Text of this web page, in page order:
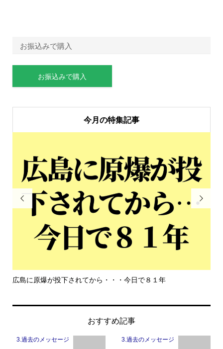
お振込みで購入
お振込みで購入
今月の特集記事

広島に原爆が投下されてから・・・今日で８１年

おすすめ記事
3.過去のメッセージ 3.過去のメッセージ